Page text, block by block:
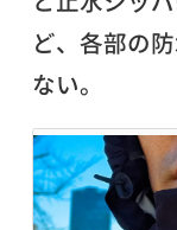
ど、各部の
ない。